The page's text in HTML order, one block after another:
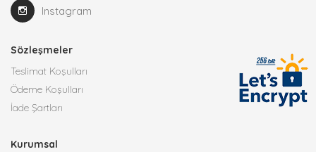
Instagram
Sözleşmeler
Teslimat Koşulları
Ödeme Koşulları
İade Şartları
Kurumsal